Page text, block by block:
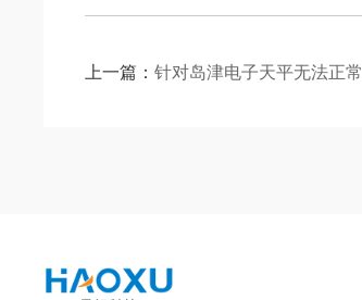
上一篇：针对岛津电子天平无法正